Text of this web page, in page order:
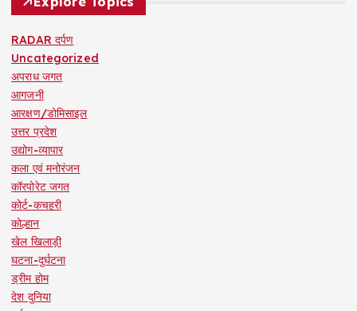
RADAR दर्पण
Uncategorized
अपराध जगत
आगजनी
आरक्षण/डोमिसाइल
उत्तर प्रदेश
उद्योग-व्यापार
कला एवं मनोरंजन
कॉरपोरेट जगत
कोर्ट-कचहरी
कोल्हान
खेल खिलाड़ी
घटना-दुर्घटना
ड्रीम होम
देश दुनिया